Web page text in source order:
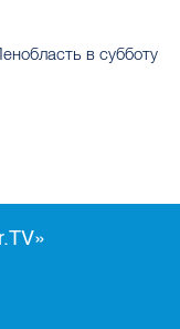
в субботу